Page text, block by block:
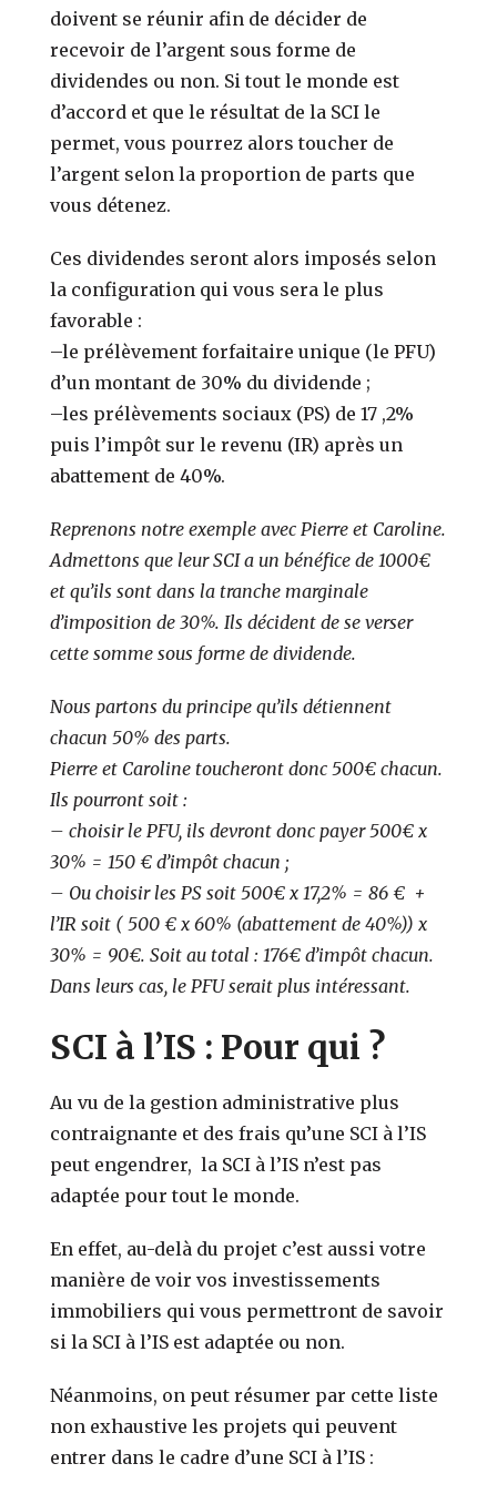
doivent se réunir afin de décider de
recevoir de l’argent sous forme de
dividendes ou non. Si tout le monde est
d’accord et que le résultat de la SCI le
permet, vous pourrez alors toucher de
l’argent selon la proportion de parts que
vous détenez.
Ces dividendes seront alors imposés selon
la configuration qui vous sera le plus
favorable :
–le prélèvement forfaitaire unique (le PFU)
d’un montant de 30% du dividende ;
–les prélèvements sociaux (PS) de 17 ,2%
puis l’impôt sur le revenu (IR) après un
abattement de 40%.
Reprenons notre exemple avec Pierre et Caroline.
Admettons que leur SCI a un bénéfice de 1000€
et qu’ils sont dans la tranche marginale
d’imposition de 30%. Ils décident de se verser
cette somme sous forme de dividende.
Nous partons du principe qu’ils détiennent
chacun 50% des parts.
Pierre et Caroline toucheront donc 500€ chacun.
Ils pourront soit :
– choisir le PFU, ils devront donc payer 500€ x
30% = 150 € d’impôt chacun ;
– Ou choisir les PS soit 500€ x 17,2% = 86 € +
l’IR soit ( 500 € x 60% (abattement de 40%)) x
30% = 90€. Soit au total : 176€ d’impôt chacun.
Dans leurs cas, le PFU serait plus intéressant.
SCI à l’IS : Pour qui ?
Au vu de la gestion administrative plus
contraignante et des frais qu’une SCI à l’IS
peut engendrer, la SCI à l’IS n’est pas
adaptée pour tout le monde.
En effet, au-delà du projet c’est aussi votre
manière de voir vos investissements
immobiliers qui vous permettront de savoir
si la SCI à l’IS est adaptée ou non.
Néanmoins, on peut résumer par cette liste
non exhaustive les projets qui peuvent
entrer dans le cadre d’une SCI à l’IS :